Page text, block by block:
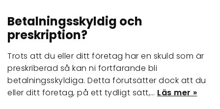
Betalningsskyldig och
preskription?
Trots att du eller ditt företag har en skuld som är
preskriberad så kan ni fortfarande bli
betalningsskyldiga. Detta förutsätter dock att du
eller ditt företag, på ett tydligt sätt,… Läs mer »